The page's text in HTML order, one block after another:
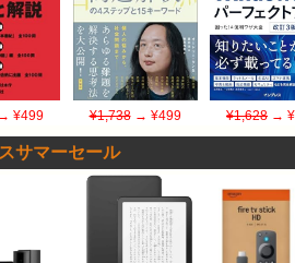
→ ¥499 ¥1,738→ ¥499 ¥1,628 →
サマーセール